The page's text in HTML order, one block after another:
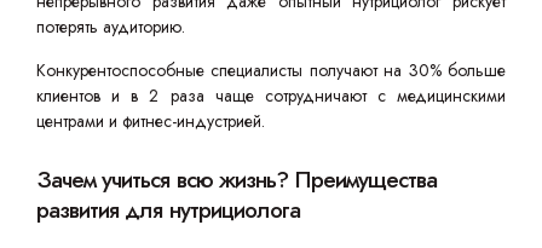
потерять аудиторию.
Конкурентоспособные специалисты получают на 30% больше
клиентов и в 2 раза чаще сотрудничают с медицинскими
центрами и фитнес-индустрией.
Зачем учиться всю жизнь? Преимущества
развития для нутрициолога